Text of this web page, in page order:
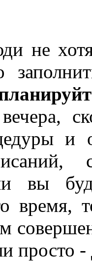
не
и
вы
время,
просто